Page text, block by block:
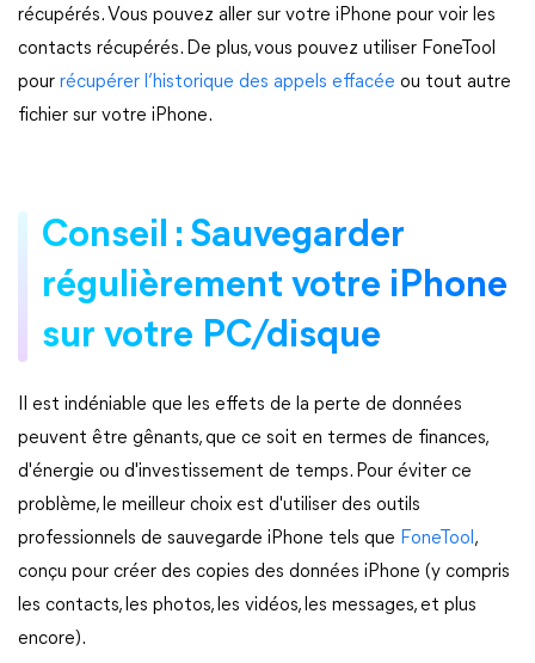
récupérés. Vous pouvez aller sur votre iPhone pour voir les
contacts récupérés. De plus, vous pouvez utiliser FoneTool
pour récupérer l’historique des appels effacée ou tout autre
fichier sur votre iPhone.
Conseil : Sauvegarder
régulièrement votre iPhone
sur votre PC/disque
Il est indéniable que les effets de la perte de données
peuvent être gênants, que ce soit en termes de finances,
d'énergie ou d'investissement de temps. Pour éviter ce
problème, le meilleur choix est d'utiliser des outils
professionnels de sauvegarde iPhone tels que FoneTool ,
conçu pour créer des copies des données iPhone (y compris
les contacts, les photos, les vidéos, les messages, et plus
encore).